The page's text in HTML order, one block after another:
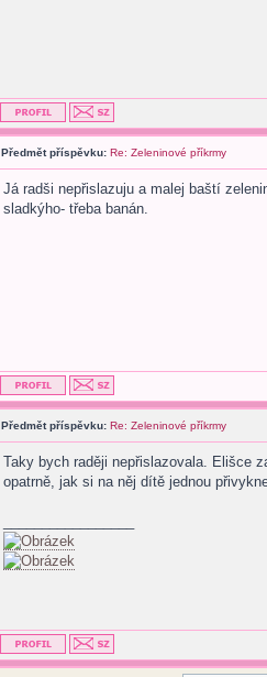
Předmět příspěvku: Re: Zeleninové příkrmy
Já radši nepřislazuju a malej baští
sladkýho- třeba banán.
Předmět příspěvku: Re: Zeleninové příkrmy
Taky bych raději nepřislazovala. Elišce
opatrně, jak si na něj dítě jednou